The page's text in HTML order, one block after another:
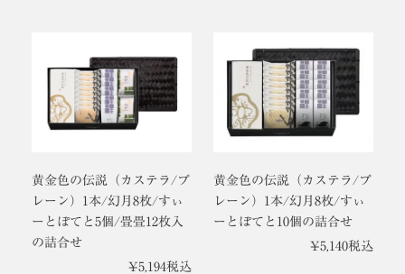
黄金色の伝説（カステラ/プ
レーン）1本/幻月8枚/すぃ
ーとぽてと5個/畳畳12枚入
の詰合せ
¥5,194税込
黄金色の伝説（カステラ/プ
レーン）1本/幻月8枚/すぃ
ーとぽてと10個の詰合せ
¥5,140税込